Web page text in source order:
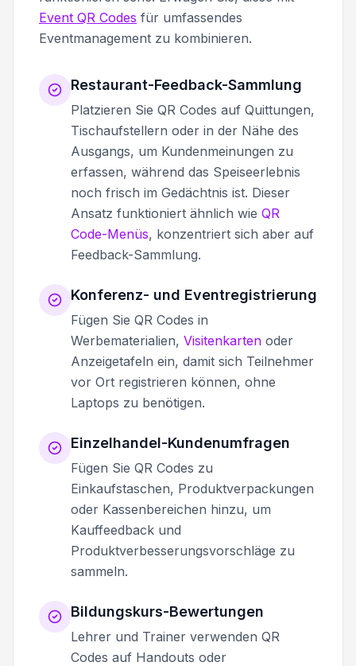
Event QR Codes für umfassendes
Eventmanagement zu kombinieren.
Restaurant-Feedback-Sammlung
Platzieren Sie QR Codes auf Quittungen,
Tischaufstellern oder in der Nähe des
Ausgangs, um Kundenmeinungen zu
erfassen, während das Speiseerlebnis
noch frisch im Gedächtnis ist. Dieser
Ansatz funktioniert ähnlich wie QR
Code-Menüs, konzentriert sich aber auf
Feedback-Sammlung.
Konferenz- und Eventregistrierung
Fügen Sie QR Codes in
Werbematerialien, Visitenkarten oder
Anzeigetafeln ein, damit sich Teilnehmer
vor Ort registrieren können, ohne
Laptops zu benötigen.
Einzelhandel-Kundenumfragen
Fügen Sie QR Codes zu
Einkaufstaschen, Produktverpackungen
oder Kassenbereichen hinzu, um
Kauffeedback und
Produktverbesserungsvorschläge zu
sammeln.
Bildungskurs-Bewertungen
Lehrer und Trainer verwenden QR
Codes auf Handouts oder